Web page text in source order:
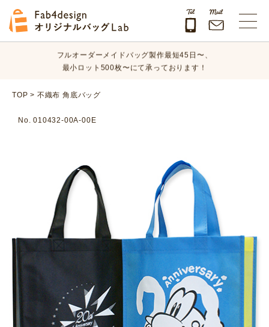
オリジナルバッグのデザイン、素材、数量、納期など、
まずはお気軽にご相談ください！
フルオーダーメイドバッグ製作最短45日〜、
最小ロット500枚〜にて承っております！
オリジナルバッグのデザイン、素材、数量、納期など、
TOP > 不織布 角底バッグ
No. 010432-00A-00E